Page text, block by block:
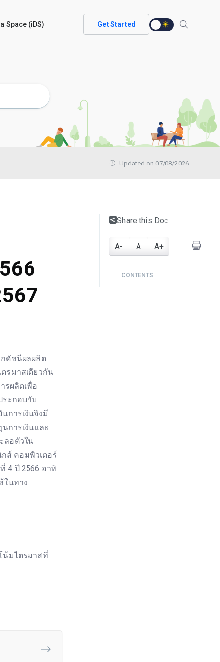
Space (iDS) Get Started
Updated on 07/08/2026
ดัชนีผลผลิต
รมาสเดียวกัน
รผลิตเพื่อ
ระกอบกับ
การเงินจึงมี
การเงินและ
ลอตัวใน
ส์ คอมพิวเตอร์
4 ปี 2566 อาทิ
ในทาง
น้มไตรมาสที่
Share this Doc
A- A A+
CONTENTS